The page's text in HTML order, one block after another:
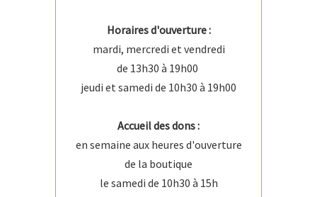
Horaires d'ouverture :
mardi, mercredi et vendredi
de 13h30 à 19h00
jeudi et samedi de 10h30 à 19h00
Accueil des dons :
en semaine aux heures d'ouverture
de la boutique
le samedi de 10h30 à 15h